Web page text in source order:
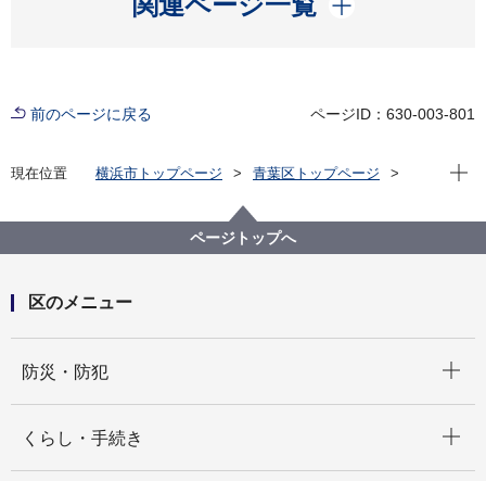
前のページに戻る ページID：630-003-801
現在位置 横浜市トップページ
青葉区トップページ
食中毒予防のポイント
現在
ページトップへ
区のメニュー
防災・防犯
くらし・手続き